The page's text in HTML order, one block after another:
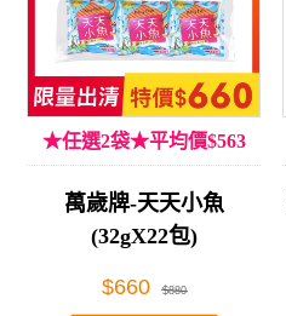
★任選2袋★平均價$563
萬歲牌-天天小魚
(32gX22包)
$660 $880